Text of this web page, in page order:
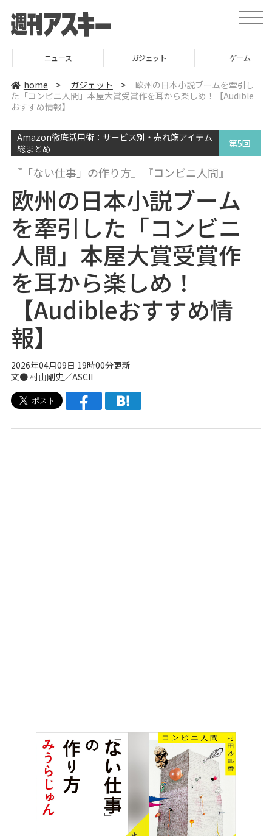
t
o
e
v
i
o
ニュース ガジェット ゲーム
home > ガジェット >
欧州の日本小説ブームを牽引し
た「コンビニ人間」本屋大賞受賞作を耳から楽しめ！【Audible
おすすめ情報】
Amazon徹底活用術：サービス別・売れ筋アイテム
総まとめ
第5回
『「ない仕事」の作り方』『コンビニ人間』
欧州の日本小説ブーム
を牽引した「コンビニ
人間」本屋大賞受賞作
を耳から楽しめ！
【Audibleおすすめ情
報】
2026年04月09日 19時00分更新
文● 村山剛史／ASCII